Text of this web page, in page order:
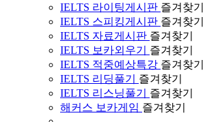
IELTS 라이팅게시판 즐겨찾기
IELTS 스피킹게시판 즐겨찾기
IELTS 자료게시판 즐겨찾기
IELTS 보카외우기
즐겨찾기
IELTS 적중예상특강 즐겨찾기
IELTS 리딩풀기
즐겨찾기
IELTS 리스닝풀기
즐겨찾기
해커스 보카게임 즐겨찾기